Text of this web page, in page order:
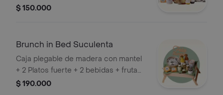
+ maní + granola + kumis + torta de
$ 150.000
Brunch in Bed Suculenta
Caja plegable de madera con mantel
+ 2 Platos fuerte + 2 bebidas + fruta
(papaya en trozos) + maní + granola +
$ 190.000